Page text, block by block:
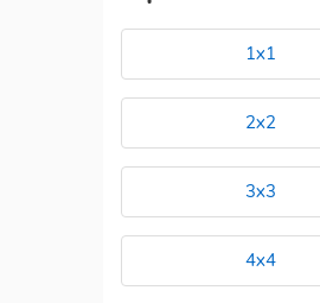
1x1
2x2
3x3
4x4